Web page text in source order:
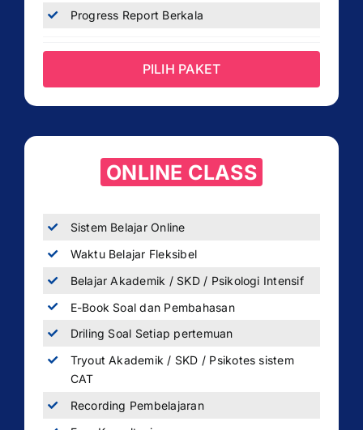
Progress Report Berkala
PILIH PAKET
ONLINE CLASS
Sistem Belajar Online
Waktu Belajar Fleksibel
Belajar Akademik / SKD / Psikologi Intensif
E-Book Soal dan Pembahasan
Driling Soal Setiap pertemuan
Tryout Akademik / SKD / Psikotes sistem
CAT
Recording Pembelajaran